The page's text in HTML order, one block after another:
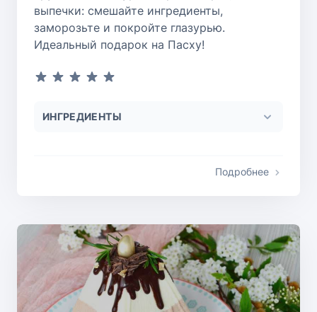
выпечки: смешайте ингредиенты,
заморозьте и покройте глазурью.
Идеальный подарок на Пасху!
ИНГРЕДИЕНТЫ
Подробнее